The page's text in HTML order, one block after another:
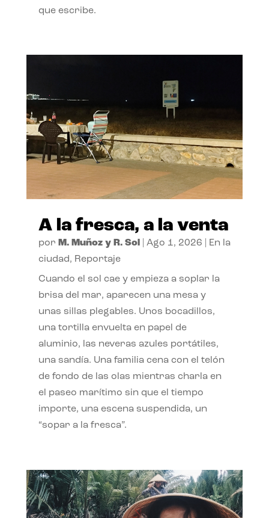
que escribe.
A la fresca, a la venta
por M. Muñoz y R. Sol| Ago 1, 2026
En la
ciudad, Reportaje
Cuando el sol cae y empieza a soplar la
brisa del mar, aparecen una mesa y
unas sillas plegables. Unos bocadillos,
una tortilla envuelta en papel de
aluminio, las neveras azules portátiles,
una sandía. Una familia cena con el telón
de fondo de las olas mientras charla en
el paseo marítimo sin que el tiempo
importe, una escena suspendida, un
“sopar a la fresca”.